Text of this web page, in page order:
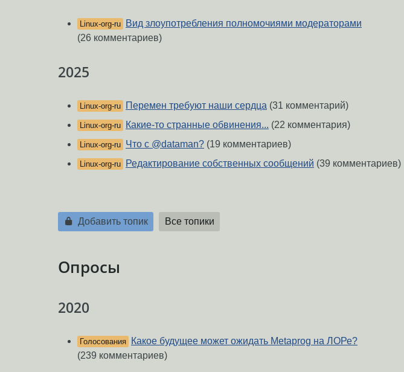
Linux-org-ru
Вид злоупотребления полномочиями модераторами
(26 комментариев)
2025
Linux-org-ru Перемен требуют наши сердца (31 комментарий)
Linux-org-ru Какие-то странные обвинения... (22 комментария)
Linux-org-ru Что с @dataman? (19 комментариев)
Linux-org-ru Редактирование собственных сообщений (39 комментариев)
Добавить топик Все топики
Опросы
2020
Голосования
Какое будущее может ожидать Metaprog на ЛОРе?
(239 комментариев)